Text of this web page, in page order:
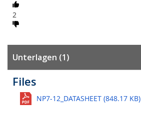
2
Unterlagen (1)
Files
NP7-12_DATASHEET (848.17 KB)